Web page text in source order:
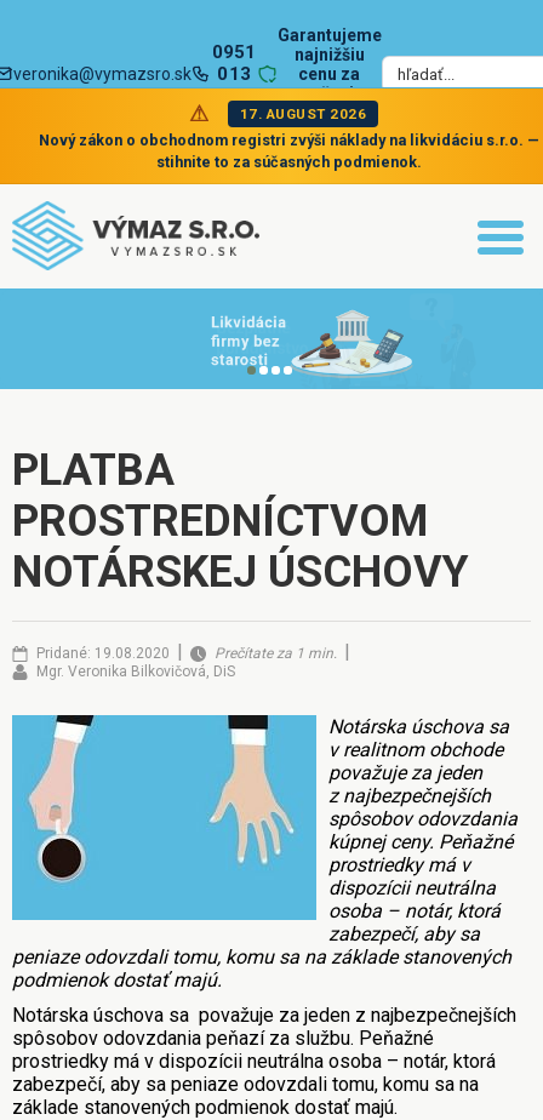
veronika@vymazsro.sk
0951
013
002
Garantujeme
najnižšiu
cenu za
zrušenie
spoločnosti
17. AUGUST 2026
Nový zákon o obchodnom registri zvýši náklady na likvidáciu s.r.o. —
stihnite to za súčasných podmienok.
PLATBA
PROSTREDNÍCTVOM
NOTÁRSKEJ ÚSCHOVY
Pridané: 19.08.2020 | Prečítate za 1 min. |
Mgr. Veronika Bilkovičová, DiS
Notárska úschova sa
v realitnom obchode
považuje za jeden
z najbezpečnejších
spôsobov odovzdania
kúpnej ceny. Peňažné
prostriedky má v
dispozícii neutrálna
osoba – notár, ktorá
zabezpečí, aby sa
peniaze odovzdali tomu, komu sa na základe stanovených
podmienok dostať majú.
Notárska úschova sa považuje za jeden z najbezpečnejších
spôsobov odovzdania peňazí za službu. Peňažné
prostriedky má v dispozícii neutrálna osoba – notár, ktorá
zabezpečí, aby sa peniaze odovzdali tomu, komu sa na
základe stanovených podmienok dostať majú.